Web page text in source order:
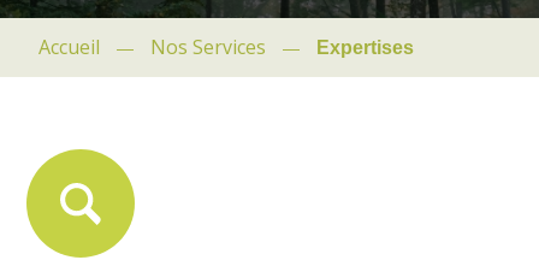
Accueil — Nos Services — Expertises